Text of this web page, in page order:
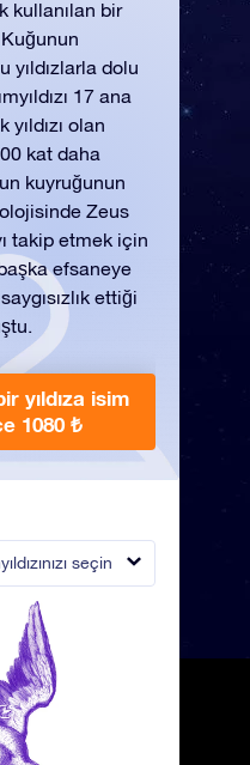
seçin
kullanılan bir
Kuğunun
yıldızlarla dolu
17 ana
yıldızı olan
kat daha
kuyruğunun
Zeus
takip etmek için
efsaneye
ettiği
yıldıza isim
1080 ₺